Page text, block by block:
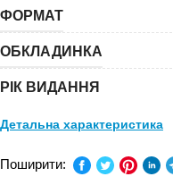
ФОРМАТ
ОБКЛАДИНКА
РІК ВИДАННЯ
Детальна характеристика
ПРЕДМЕТ:
Поширити: